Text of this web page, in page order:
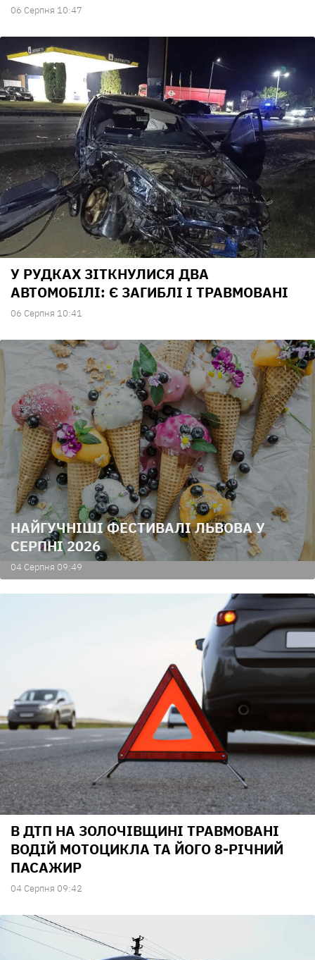
06 Серпня 10:47
У РУДКАХ ЗІТКНУЛИСЯ ДВА
АВТОМОБІЛІ: Є ЗАГИБЛІ І ТРАВМОВАНІ
06 Серпня 10:41
НАЙГУЧНІШІ ФЕСТИВАЛІ ЛЬВОВА У
СЕРПНІ 2026
04 Серпня 09:49
В ДТП НА ЗОЛОЧІВЩИНІ ТРАВМОВАНІ
ВОДІЙ МОТОЦИКЛА ТА ЙОГО 8-РІЧНИЙ
ПАСАЖИР
04 Серпня 09:42